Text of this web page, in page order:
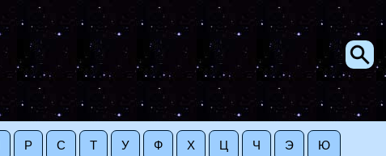
Р С Т У Ф Х Ц Ч Э Ю